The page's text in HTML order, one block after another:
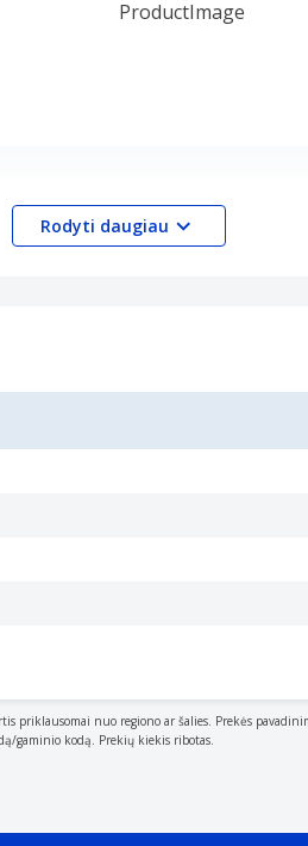
Rodyti daugiau
nuo regiono ar šalies. Prekės
gaminio kodą. Prekių kiekis ribotas.